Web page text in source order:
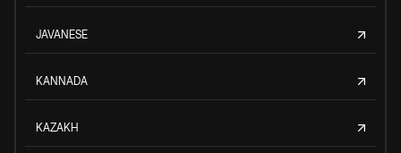
JAVANESE
KANNADA
KAZAKH